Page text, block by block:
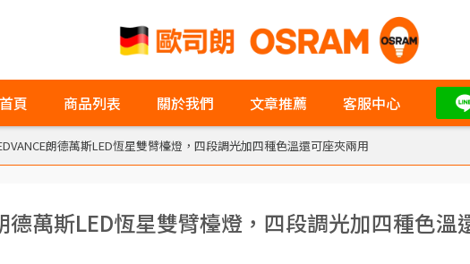
首頁 商品列表 關於我們 文章推薦 客服中心
朗德萬斯LED恆星雙臂檯燈，四段調光加四種色溫還可座夾兩用
德萬斯LED恆星雙臂檯燈，四段調光加四種色溫